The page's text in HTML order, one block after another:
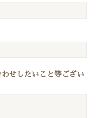
せしたいこと等ござい